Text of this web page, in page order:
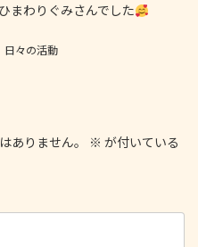
まわりぐみさんでした
日々の活動
ありません。 ※ が付いている